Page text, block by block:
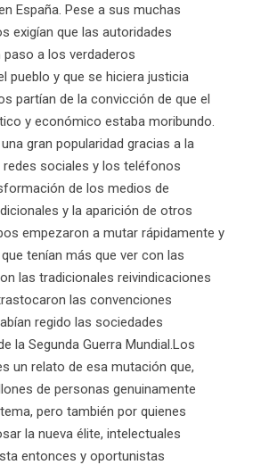
España. Pese a sus muchas
exigían que las autoridades
a los verdaderos
pueblo y que se hiciera justicia
partían de la convicción de que el
y económico estaba moribundo.
gran popularidad gracias a la
sociales y los teléfonos
de los medios de
y la aparición de otros
empezaron a mutar rápidamente y
tenían más que ver con las
las tradicionales reivindicaciones
las convenciones
regido las sociedades
la Segunda Guerra Mundial.Los
un relato de esa mutación que,
de personas genuinamente
pero también por quienes
la nueva élite, intelectuales
entonces y oportunistas